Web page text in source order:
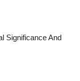
Significance And